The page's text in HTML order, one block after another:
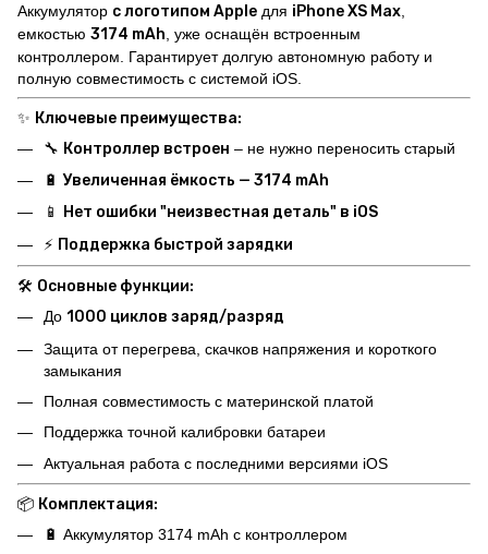
Аккумулятор с логотипом Apple для iPhone XS Max
емкостью 3174 mAh , уже оснащён встроенным
контроллером. Гарантирует долгую автономную работу и
полную совместимость с системой iOS.
✨ Ключевые преимущества:
🔧 Контроллер встроен – не нужно переносить старый
🔋Увеличенная ёмкость — 3174 mAh
📱 Нет ошибки "неизвестная деталь" в iOS
⚡ Поддержка быстрой зарядки
🛠️ Основные функции:
До 1000 циклов заряд/разряд
Защита от перегрева, скачков напряжения и короткого
замыкания
Полная совместимость с материнской платой
Поддержка точной калибровки батареи
Актуальная работа с последними версиями iOS
📦 Комплектация:
🔋 Аккумулятор 3174 mAh с контроллером